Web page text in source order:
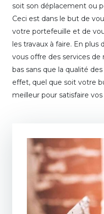
soit son déplacement ou
Ceci est dans le but de
votre portefeuille et de
les travaux à faire. En
vous offre des services de
bas sans que la qualité
effet, quel que soit votre
meilleur pour satisfaire